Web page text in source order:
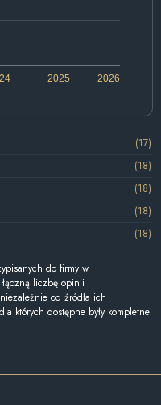
2026
2025
(17)
(18)
(18)
(18)
(18)
do firmy w
liczbę opinii
od źródła ich
których dostępne były kompletne